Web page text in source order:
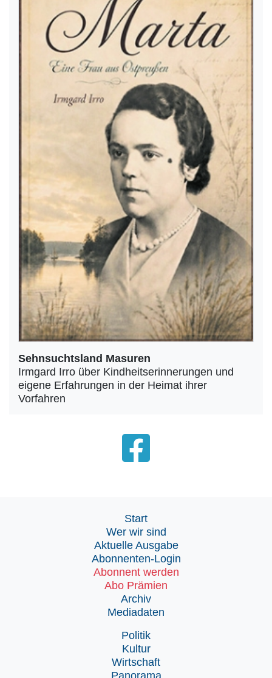
Sehnsuchtsland Masuren
Irmgard Irro über Kindheitserinnerungen und
eigene Erfahrungen in der Heimat ihrer
Vorfahren
Start
Wer wir sind
Aktuelle Ausgabe
Abonnenten-Login
Abonnent werden
Abo Prämien
Archiv
Mediadaten
Politik
Kultur
Wirtschaft